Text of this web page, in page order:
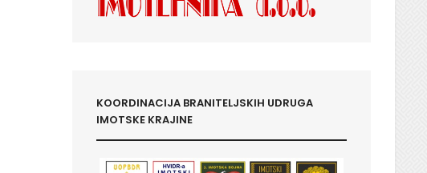
KOORDINACIJA BRANITELJSKIH UDRUGA
IMOTSKE KRAJINE